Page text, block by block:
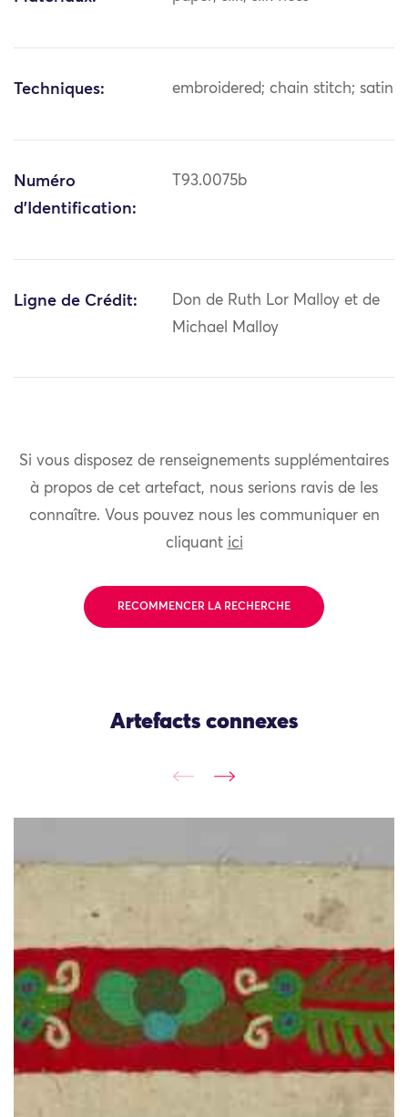
Techniques: embroidered; chain stitch; satin
Numéro
d'Identification:
T93.0075b
Ligne de Crédit:
Don de Ruth Lor Malloy et de
Michael Malloy
Si vous disposez de renseignements supplémentaires
à propos de cet artefact, nous serions ravis de les
connaître. Vous pouvez nous les communiquer en
cliquant ici
RECOMMENCER LA RECHERCHE
Artefacts connexes